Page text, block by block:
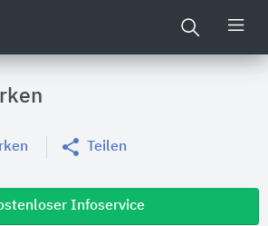
Teilen
Infoservice